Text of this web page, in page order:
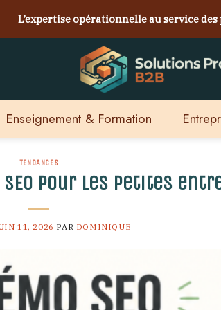
L’expertise opérationnelle au service
Enseignement & Formation
TENDANCES
pour les petites
11, 2026 PAR DOMINIQUE